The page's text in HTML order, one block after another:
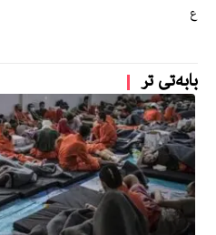
ع
بابەتی تر